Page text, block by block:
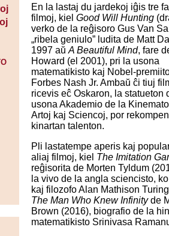
En la lastaj du jardekoj iĝis tre
filmoj, kielGood Will Hunting
verko de la reĝisoro Gus Van
„ribela geniulo” ludita de Matt
1997 aŭA Beautiful Mind, fare
Howard (el 2001), pri la usona
matematikisto kaj Nobel-
Forbes Nash Jr. Ambaŭ ĉi tiuj
ricevis eĉ Oskaron, la statueton
usona Akademio de la
Artoj kaj Sciencoj, por
kinartan talenton.
Pli lastatempe aperis kaj
aliaj filmoj, kiel The Imitation
reĝisorita de Morten Tyldum
la vivo de la angla sciencisto,
kaj filozofo Alan Mathison
The Man Who Knew Infinityde
Brown (2016), biografio de la
matematikisto Srinivasa